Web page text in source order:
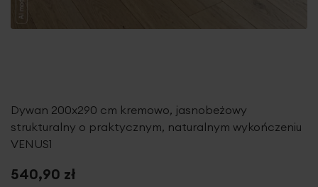
Dywan 200x290 cm kremowo, jasnobeżowy
strukturalny o praktycznym, naturalnym wykończeniu
VENUS1
540,90 zł